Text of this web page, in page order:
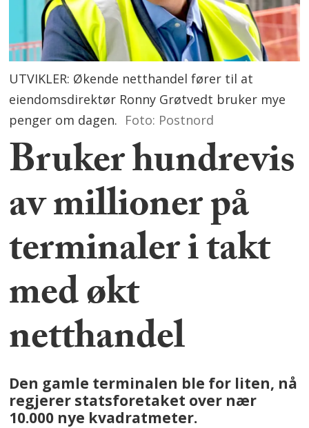
UTVIKLER: Økende netthandel fører til at
eiendomsdirektør Ronny Grøtvedt bruker mye
penger om dagen. Foto: Postnord
Bruker hundrevis
av millioner på
terminaler i takt
med økt
netthandel
Den gamle terminalen ble for liten, nå
regjerer statsforetaket over nær
10.000 nye kvadratmeter.